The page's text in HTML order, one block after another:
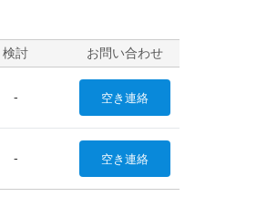
検討 お問い合わせ
- 空き 連絡
- 空き 連絡